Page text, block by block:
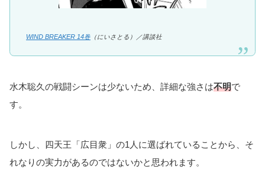
WIND BREAKER 14巻 （にいさとる）／講談社
水木聡久の戦闘シーンは少ないため、詳細な強さは不明で
す。
しかし、四天王「広目衆」の1人に選ばれていることから、そ
れなりの実力があるのではないかと思われます。